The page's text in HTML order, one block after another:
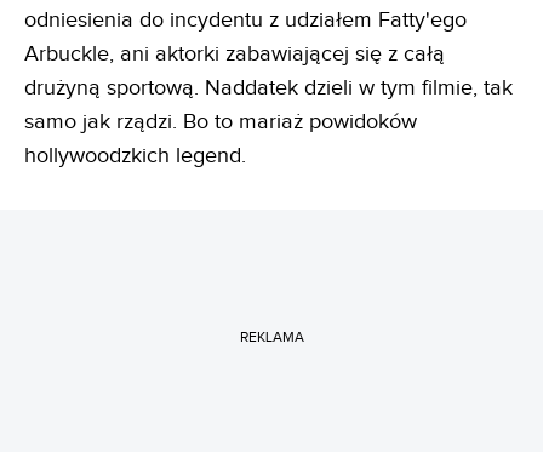
odniesienia do incydentu z udziałem Fatty'ego
Arbuckle, ani aktorki zabawiającej się z całą
drużyną sportową. Naddatek dzieli w tym filmie, tak
samo jak rządzi. Bo to mariaż powidoków
hollywoodzkich legend.
REKLAMA